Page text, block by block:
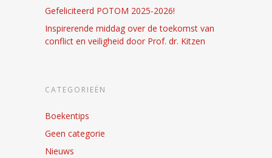
Gefeliciteerd POTOM 2025-2026!
Inspirerende middag over de toekomst van
conflict en veiligheid door Prof. dr. Kitzen
CATEGORIEËN
Boekentips
Geen categorie
Nieuws